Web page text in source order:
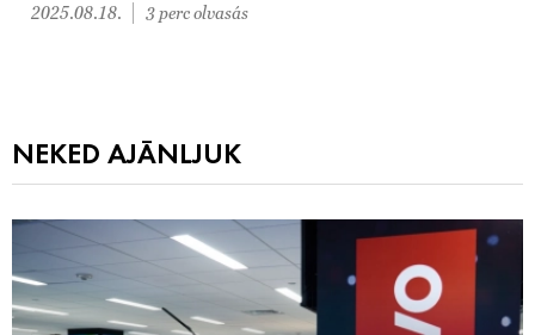
2025.08.18. 3 perc olvasás
NEKED AJÁNLJUK